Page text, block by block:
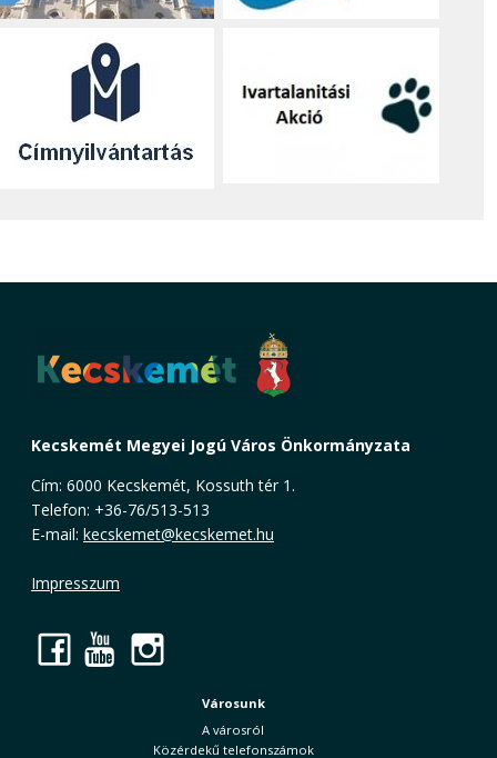
Kecskemét Megyei Jogú Város Önkormányzata
Cím: 6000 Kecskemét, Kossuth tér 1.
Telefon: +36-76/513-513
E-mail: kecskemet@kecskemet.hu
Impresszum
Facebook
YouTube
Városunk
A városról
Közérdekű telefonszámok